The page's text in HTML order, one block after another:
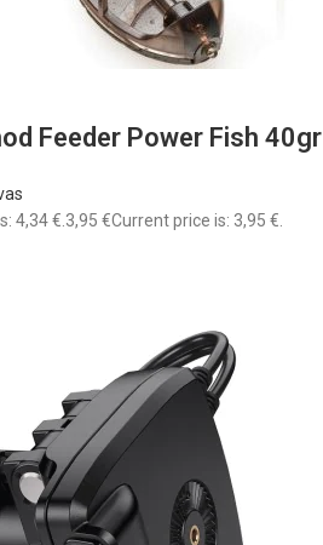
Feeder Power Fish 40gr
4,34 €. 3,95 €Current price is: 3,95 €.